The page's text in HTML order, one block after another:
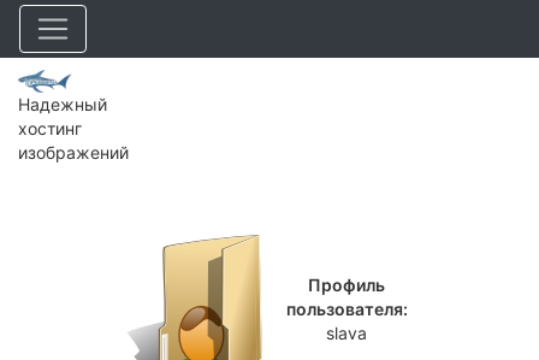
Надежный
хостинг
изображений
Профиль
пользователя:
slava